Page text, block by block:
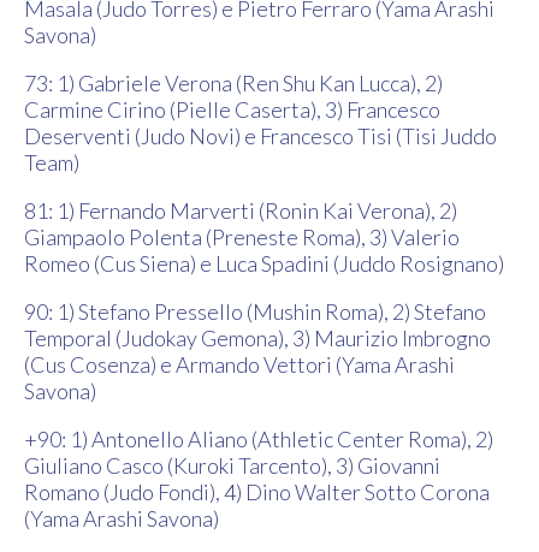
Masala (Judo Torres) e Pietro Ferraro (Yama Arashi
Savona)
73: 1) Gabriele Verona (Ren Shu Kan Lucca), 2)
Carmine Cirino (Pielle Caserta), 3) Francesco
Deserventi (Judo Novi) e Francesco Tisi (Tisi Juddo
Team)
81: 1) Fernando Marverti (Ronin Kai Verona), 2)
Giampaolo Polenta (Preneste Roma), 3) Valerio
Romeo (Cus Siena) e Luca Spadini (Juddo Rosignano)
90: 1) Stefano Pressello (Mushin Roma), 2) Stefano
Temporal (Judokay Gemona), 3) Maurizio Imbrogno
(Cus Cosenza) e Armando Vettori (Yama Arashi
Savona)
+90: 1) Antonello Aliano (Athletic Center Roma), 2)
Giuliano Casco (Kuroki Tarcento), 3) Giovanni
Romano (Judo Fondi), 4) Dino Walter Sotto Corona
(Yama Arashi Savona)